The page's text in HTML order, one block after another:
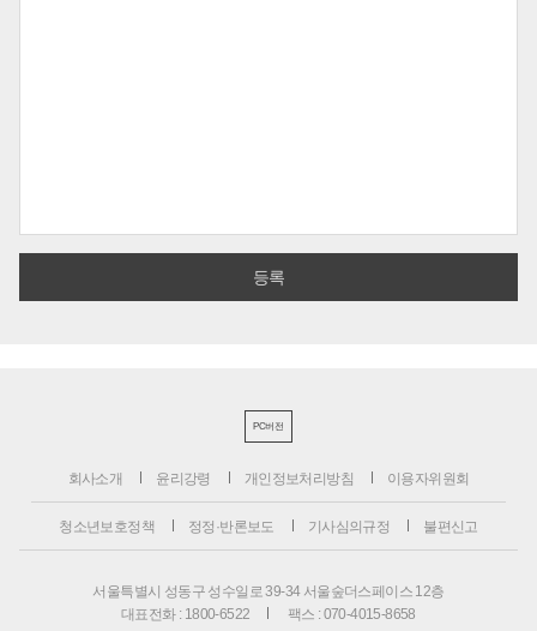
PC버전
회사소개 윤리강령 개인정보처리방침 이용자위원회
청소년보호정책 정정·반론보도 기사심의규정 불편신고
서울특별시 성동구 성수일로 39-34 서울숲더스페이스 12층
대표전화 : 1800-6522
팩스 : 070-4015-8658